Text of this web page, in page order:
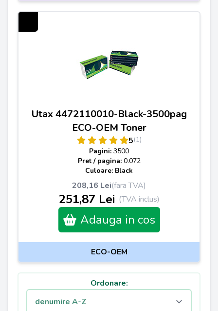
Utax 4472110010-Black-3500pag
ECO-OEM Toner
5(1)
Pagini: 3500
Pret / pagina: 0.072
Culoare: Black
208,16 Lei(fara TVA)
251,87 Lei (TVA inclus)
Adauga in cos
ECO-OEM
Ordonare: